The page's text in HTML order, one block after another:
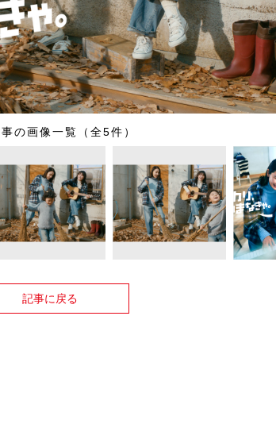
の画像一覧（全5件）
記事に戻る